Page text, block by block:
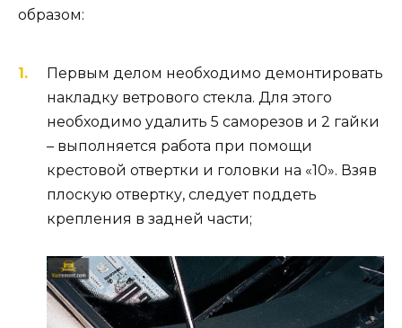
образом:
Первым делом необходимо демонтировать
накладку ветрового стекла. Для этого
необходимо удалить 5 саморезов и 2 гайки
– выполняется работа при помощи
крестовой отвертки и головки на «10». Взяв
плоскую отвертку, следует поддеть
крепления в задней части;